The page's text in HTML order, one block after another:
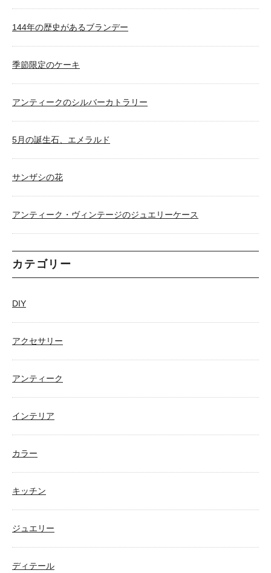
144年の歴史があるブランデー
季節限定のケーキ
アンティークのシルバーカトラリー
5月の誕生石、エメラルド
サンザシの花
アンティーク・ヴィンテージのジュエリーケース
カテゴリー
DIY
アクセサリー
アンティーク
インテリア
カラー
キッチン
ジュエリー
ディテール